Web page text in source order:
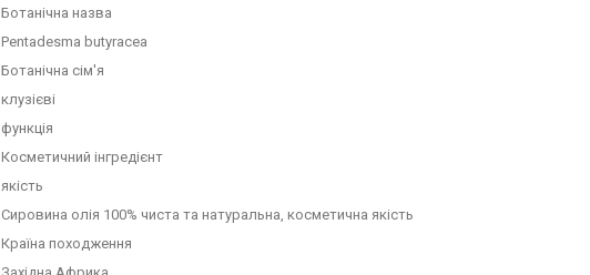
Ботанічна назва
Pentadesma butyracea
Ботанічна сім'я
клузієві
функція
Косметичний інгредієнт
якість
Сировина олія 100% чиста та натуральна, косметична якість
Країна походження